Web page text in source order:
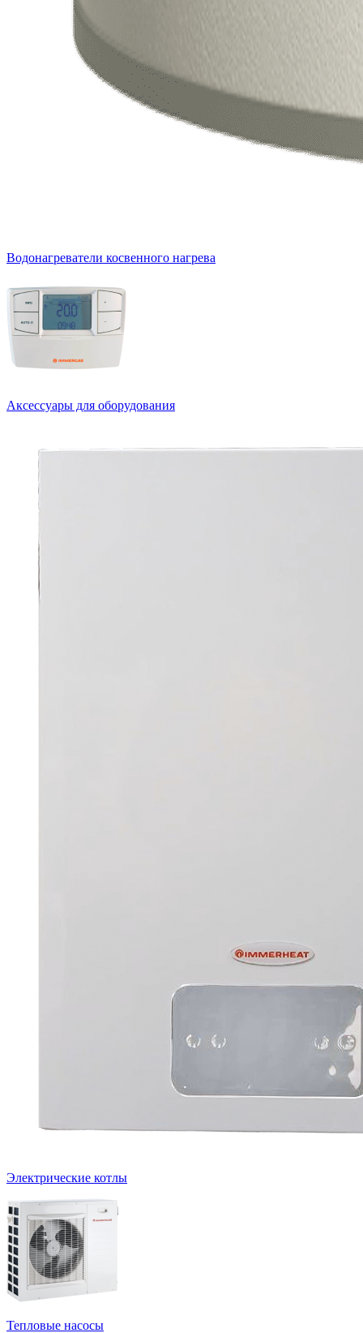
Водонагреватели косвенного нагрева
Аксессуары для оборудования
Электрические котлы
Тепловые насосы